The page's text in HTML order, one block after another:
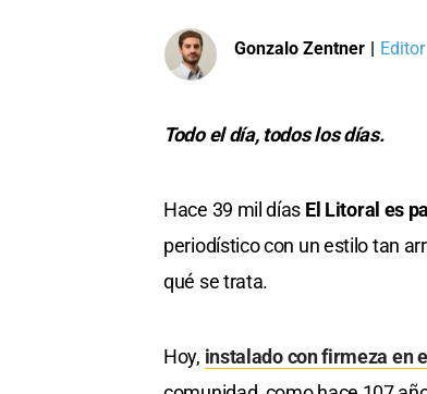
Gonzalo Zentner |
Todo el día, todos los días.
Hace 39 mil días El Litoral es
periodístico con un estilo tan
qué se trata.
Hoy, instalado con firmeza en